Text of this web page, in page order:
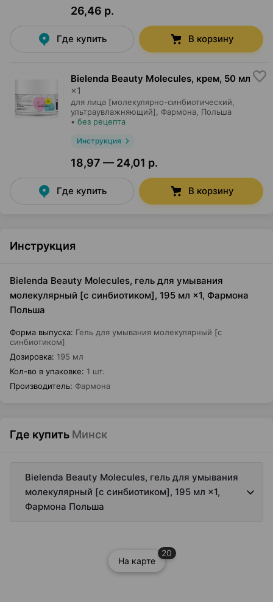
26,46 р.
Где купить В корзину
Bielenda Beauty Molecules, крем, 50 мл
×1
для лица [молекулярно-синбиотический,
ультраувлажняющий],
Фармона , Польша
• без рецепта
Инструкция
18,97 — 24,01 р.
Где купить В корзину
Инструкция
Bielenda Beauty Molecules, гель для умывания
молекулярный [с синбиотиком], 195 мл ×1, Фармона
Польша
Форма выпуска: Гель для умывания молекулярный [с
синбиотиком]
Дозировка: 195 мл
Кол-во в упаковке: 1 шт.
Производитель: Фармона
Где купить Минск
Bielenda Beauty Molecules, гель для умывания
молекулярный [с синбиотиком], 195 мл ×1,
Фармона Польша
На карте
20